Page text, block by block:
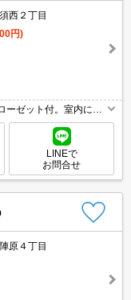
西２丁目
円)
ゼット付。室内に洗
0.55ヶ月分。引越指定
LINEで
お問合せ
原４丁目